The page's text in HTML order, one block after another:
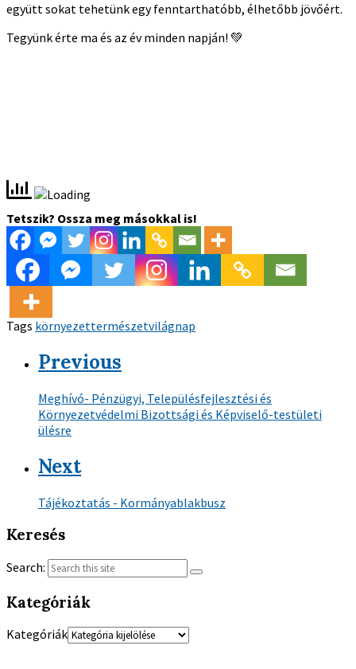
együtt sokat tehetünk egy fenntarthatóbb, élhetőbb jövőért.
Tegyünk érte ma és az év minden napján! 💚
Tetszik? Ossza meg másokkal is!
Tags környezettermészetvilágnap
Previous
Meghívó- Pénzügyi, Településfejlesztési és
Környezetvédelmi Bizottsági és Képviselő-testületi
ülésre
Next
Tájékoztatás - Kormányablakbusz
Keresés
Search:
Kategóriák
Kategóriák